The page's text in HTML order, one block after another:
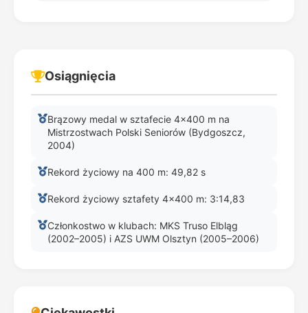
Osiągnięcia
Brązowy medal w sztafecie 4x400 m na
Mistrzostwach Polski Seniorów (Bydgoszcz,
2004)
Rekord życiowy na 400 m: 49,82 s
Rekord życiowy sztafety 4x400 m: 3:14,83
Członkostwo w klubach: MKS Truso Elbląg
(2002–2005) i AZS UWM Olsztyn (2005–2006)